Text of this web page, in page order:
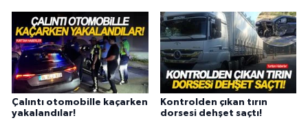
Çalıntı otomobille kaçarken
yakalandılar!
Kontrolden çıkan tırın
dorsesi dehşet saçtı!